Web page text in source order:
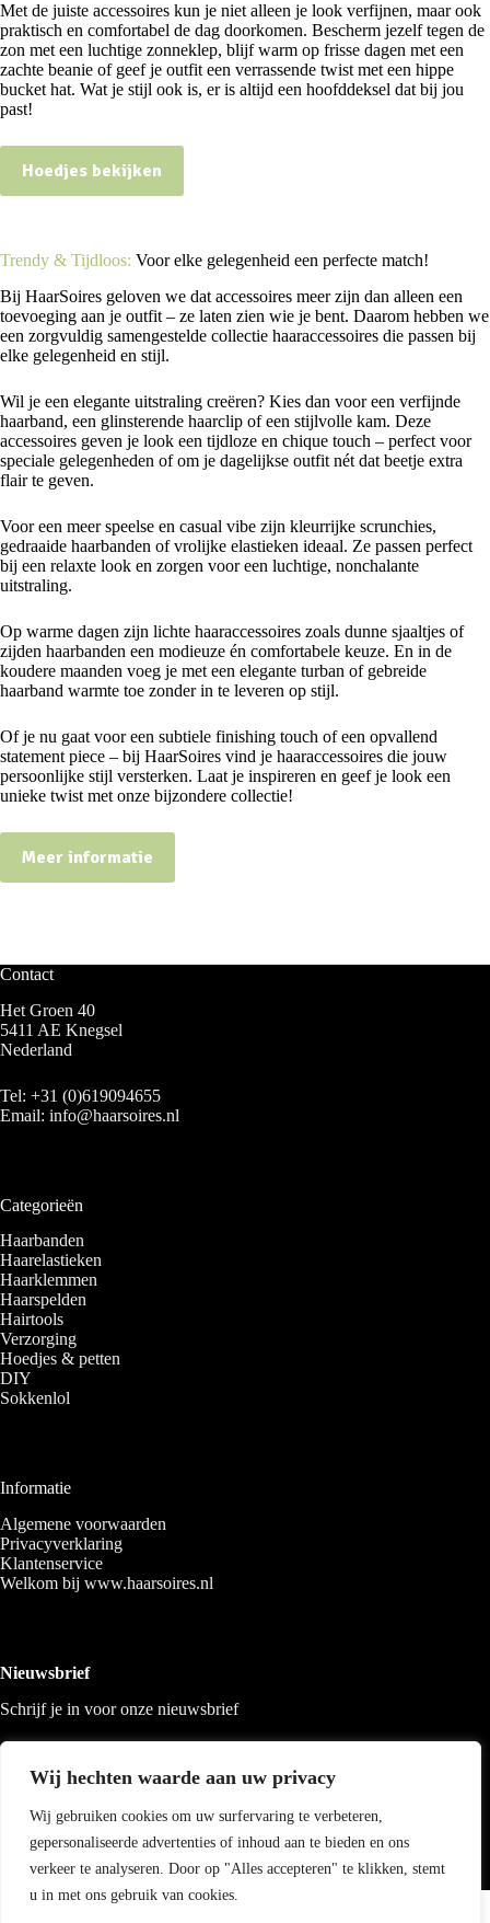
Wij hechten waarde aan uw privacy
Wij gebruiken cookies om uw surfervaring te verbeteren,
gepersonaliseerde advertenties of inhoud aan te bieden en ons
verkeer te analyseren. Door op "Alles accepteren" te klikken, stemt
u in met ons gebruik van cookies.
Met de juiste accessoires kun je niet alleen je look verfijnen, maar ook
praktisch en comfortabel de dag doorkomen. Bescherm jezelf tegen de
zon met een luchtige zonneklep, blijf warm op frisse dagen met een
zachte beanie of geef je outfit een verrassende twist met een hippe
bucket hat. Wat je stijl ook is, er is altijd een hoofddeksel dat bij jou
past!
Hoedjes bekijken
Trendy & Tijdloos: Voor elke gelegenheid een perfecte match!
Bij HaarSoires geloven we dat accessoires meer zijn dan alleen een
toevoeging aan je outfit – ze laten zien wie je bent. Daarom hebben we
een zorgvuldig samengestelde collectie haaraccessoires die passen bij
elke gelegenheid en stijl.
Wil je een elegante uitstraling creëren? Kies dan voor een verfijnde
haarband, een glinsterende haarclip of een stijlvolle kam. Deze
accessoires geven je look een tijdloze en chique touch – perfect voor
speciale gelegenheden of om je dagelijkse outfit nét dat beetje extra
flair te geven.
Voor een meer speelse en casual vibe zijn kleurrijke scrunchies,
gedraaide haarbanden of vrolijke elastieken ideaal. Ze passen perfect
bij een relaxte look en zorgen voor een luchtige, nonchalante
uitstraling.
Op warme dagen zijn lichte haaraccessoires zoals dunne sjaaltjes of
zijden haarbanden een modieuze én comfortabele keuze. En in de
koudere maanden voeg je met een elegante turban of gebreide
haarband warmte toe zonder in te leveren op stijl.
Of je nu gaat voor een subtiele finishing touch of een opvallend
statement piece – bij HaarSoires vind je haaraccessoires die jouw
persoonlijke stijl versterken. Laat je inspireren en geef je look een
unieke twist met onze bijzondere collectie!
Meer informatie
Contact
Het Groen 40
5411 AE Knegsel
Nederland
Tel: +31 (0)619094655
Email: info@haarsoires.nl
Categorieën
Haarbanden
Haarelastieken
Haarklemmen
Haarspelden
Hairtools
Verzorging
Hoedjes & petten
DIY
Sokkenlol
Informatie
Algemene voorwaarden
Privacyverklaring
Klantenservice
Welkom bij www.haarsoires.nl
Nieuwsbrief
Schrijf je in voor onze nieuwsbrief
Copyright 2026 Haarsoires